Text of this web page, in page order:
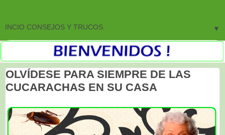
▼
OLVÍDESE PARA SIEMPRE DE LAS
CUCARACHAS EN SU CASA